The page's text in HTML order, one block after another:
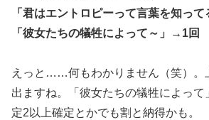
「君はエントロピーって言葉を知っ
「彼女たちの犠牲によって～」→1回
えっと……何もわかりません（笑）。
出ますね。「彼女たちの犠牲によって
定2以上確定とかでも割と納得かも。